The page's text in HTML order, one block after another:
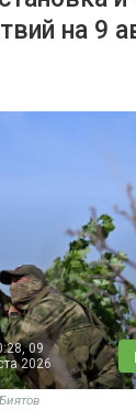
на 9
09
2026